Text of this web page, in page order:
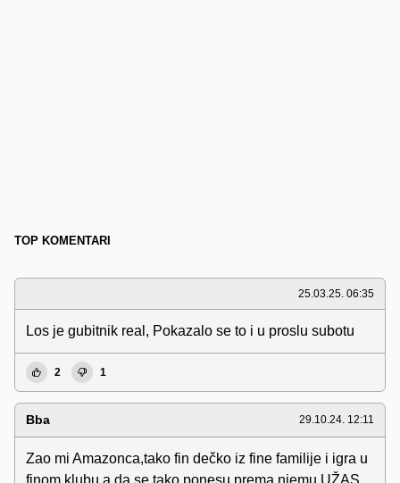
TOP KOMENTARI
25.03.25. 06:35
Los je gubitnik real, Pokazalo se to i u proslu subotu
2 1
Bba 29.10.24. 12:11
Zao mi Amazonca,tako fin dečko iz fine familije i igra u
finom klubu a da se tako ponesu prema njemu.UŽAS